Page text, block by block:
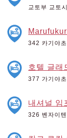
교토부 교토
342 카기야
호텔 글래
377 가기야
내셔널 임
326 벤자이